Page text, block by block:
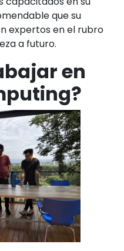
que su
expertos en el rubro
a futuro.
en